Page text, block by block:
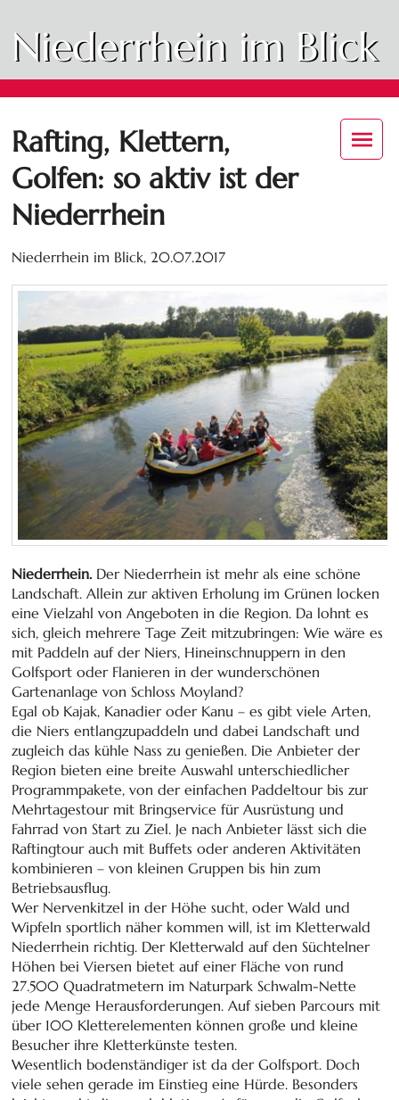
Niederrhein im Blick
Rafting, Klettern,
Golfen: so aktiv ist der
Niederrhein
Niederrhein im Blick,20.07.2017
Niederrhein. Der Niederrhein ist mehr als eine schöne
Landschaft. Allein zur aktiven Erholung im Grünen locken
eine Vielzahl von Angeboten in die Region. Da lohnt es
sich, gleich mehrere Tage Zeit mitzubringen: Wie wäre es
mit Paddeln auf der Niers, Hineinschnuppern in den
Golfsport oder Flanieren in der wunderschönen
Gartenanlage von Schloss Moyland?
Egal ob Kajak, Kanadier oder Kanu – es gibt viele Arten,
die Niers entlangzupaddeln und dabei Landschaft und
zugleich das kühle Nass zu genießen. Die Anbieter der
Region bieten eine breite Auswahl unterschiedlicher
Programmpakete, von der einfachen Paddeltour bis zur
Mehrtagestour mit Bringservice für Ausrüstung und
Fahrrad von Start zu Ziel. Je nach Anbieter lässt sich die
Raftingtour auch mit Buffets oder anderen Aktivitäten
kombinieren – von kleinen Gruppen bis hin zum
Betriebsausflug.
Wer Nervenkitzel in der Höhe sucht, oder Wald und
Wipfeln sportlich näher kommen will, ist im Kletterwald
Niederrhein richtig. Der Kletterwald auf den Süchtelner
Höhen bei Viersen bietet auf einer Fläche von rund
27.500 Quadratmetern im Naturpark Schwalm-Nette
jede Menge Herausforderungen. Auf sieben Parcours mit
über 100 Kletterelementen können große und kleine
Besucher ihre Kletterkünste testen.
Wesentlich bodenständiger ist da der Golfsport. Doch
viele sehen gerade im Einstieg eine Hürde. Besonders